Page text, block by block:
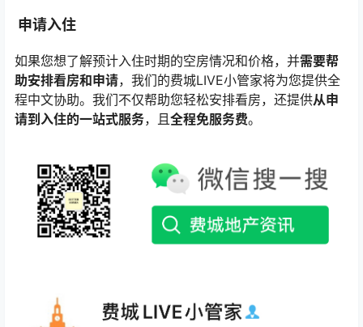
申请入住
如果您想了解预计入住时期的空房情况和价格，并需要帮
助安排看房和申请，我们的费城LIVE小管家将为您提供全
程中文协助。我们不仅帮助您轻松安排看房，还提供从申
请到入住的一站式服务，且全程免服务费。